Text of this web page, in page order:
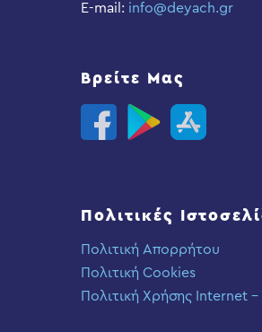
E-mail: info@deyach.gr
Βρείτε Μας
Πολιτικές
Πολιτική Απορρήτου
Πολιτική Cookies
Πολιτική Χρήσης Internet –